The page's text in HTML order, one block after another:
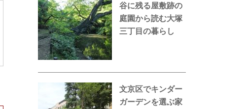
谷に残る屋敷跡の
庭園から読む大塚
三丁目の暮らし
文京区でキンダー
ガーデンを選ぶ家